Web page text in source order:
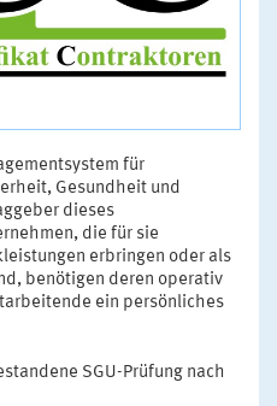
für
Gesundheit und
dieses
die für sie
erbringen oder als
benötigen deren operativ
ein persönliches
SGU-Prüfung nach